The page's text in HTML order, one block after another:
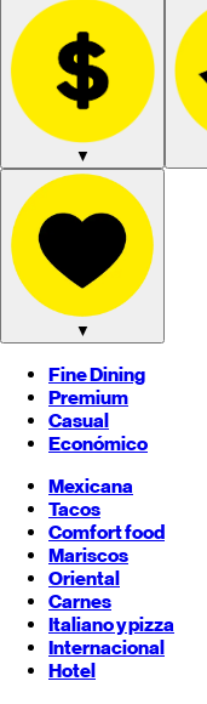
▼
▼
Fine Dining
Premium
Casual
Económico
Mexicana
Tacos
Comfort food
Mariscos
Oriental
Carnes
Italiano y pizza
Internacional
Hotel